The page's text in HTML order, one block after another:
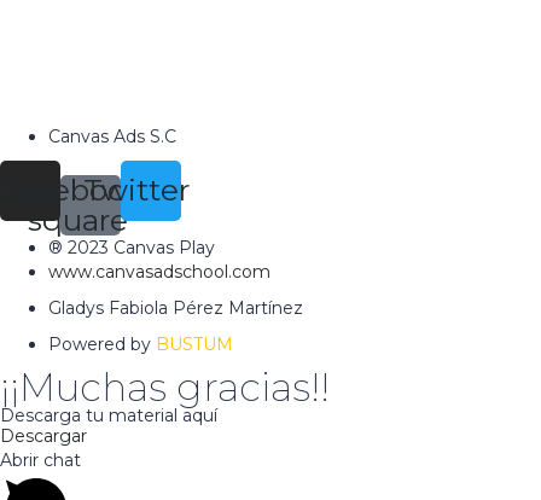
Canvas Ads S.C
Facebook-
square
Twitter
® 2023 Canvas Play
www.canvasadschool.com
Gladys Fabiola Pérez Martínez
Powered by BUSTUM
¡¡Muchas gracias!!
Descarga tu material aquí
Descargar
Abrir chat